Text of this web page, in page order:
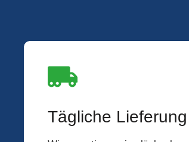
Tägliche Lieferung